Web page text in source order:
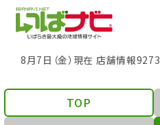
8月7日（金）現在 店舗情報
TOP